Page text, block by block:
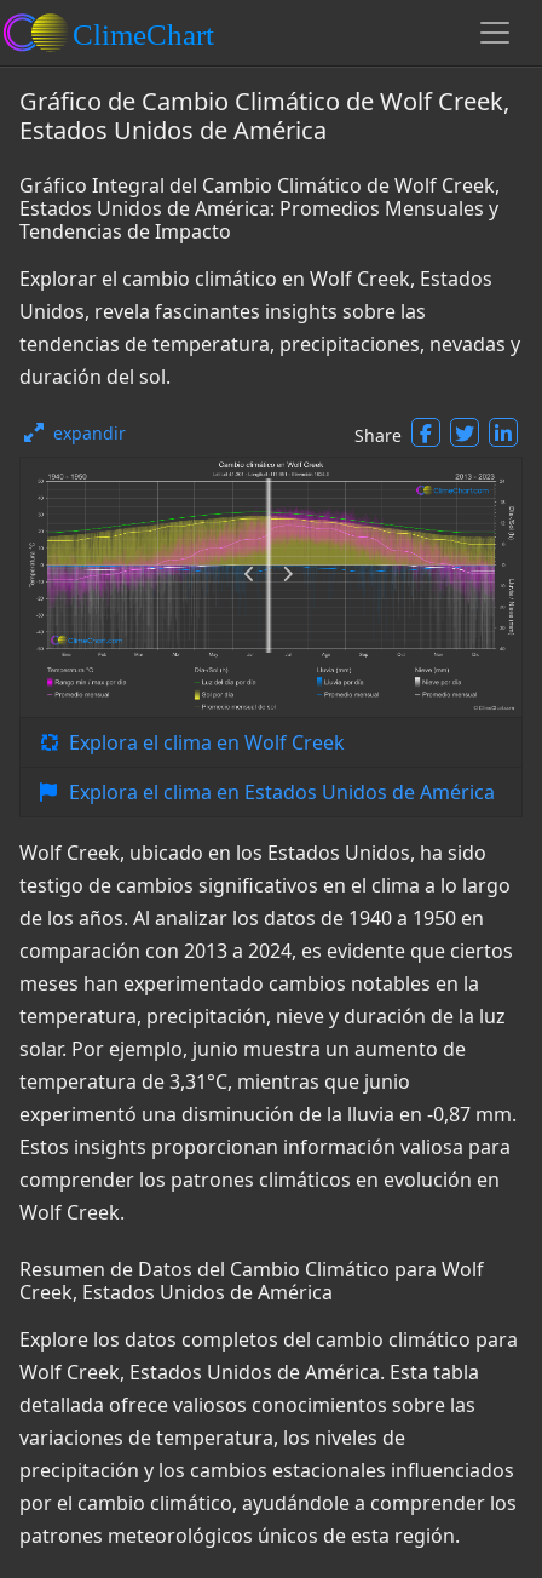
Gráfico de Cambio Climático de Wolf Creek,
Estados Unidos de América
Gráfico Integral del Cambio Climático de Wolf Creek,
Estados Unidos de América: Promedios Mensuales y
Tendencias de Impacto
Explorar el cambio climático en Wolf Creek, Estados
Unidos, revela fascinantes insights sobre las
tendencias de temperatura, precipitaciones, nevadas y
duración del sol.
expandir Share
Explora el clima en Wolf Creek
Explora el clima en Estados Unidos de América
Wolf Creek, ubicado en los Estados Unidos, ha sido
testigo de cambios significativos en el clima a lo largo
de los años. Al analizar los datos de 1940 a 1950 en
comparación con 2013 a 2024, es evidente que ciertos
meses han experimentado cambios notables en la
temperatura, precipitación, nieve y duración de la luz
solar. Por ejemplo, junio muestra un aumento de
temperatura de 3,31°C, mientras que junio
experimentó una disminución de la lluvia en -0,87 mm.
Estos insights proporcionan información valiosa para
comprender los patrones climáticos en evolución en
Wolf Creek.
Resumen de Datos del Cambio Climático para Wolf
Creek, Estados Unidos de América
Explore los datos completos del cambio climático para
Wolf Creek, Estados Unidos de América. Esta tabla
detallada ofrece valiosos conocimientos sobre las
variaciones de temperatura, los niveles de
precipitación y los cambios estacionales influenciados
por el cambio climático, ayudándole a comprender los
patrones meteorológicos únicos de esta región.